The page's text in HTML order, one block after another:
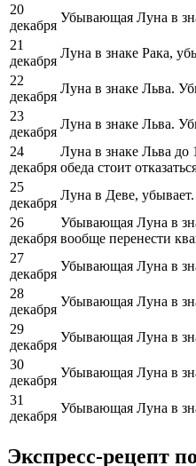
20
декабря
Убывающая Луна в
21
декабря
Луна в знаке Рака,
22
декабря
Луна в знаке Льва.
23
декабря
Луна в знаке Льва.
24
декабря
Луна в знаке Льва до
обеда стоит
25
декабря
Луна в Деве,
26
декабря
Убывающая Луна в
вообще перенести
27
декабря
Убывающая Луна в
28
декабря
Убывающая Луна в
29
декабря
Убывающая Луна в
30
декабря
Убывающая Луна в
31
декабря
Убывающая Луна в
Экспресс-рецепт